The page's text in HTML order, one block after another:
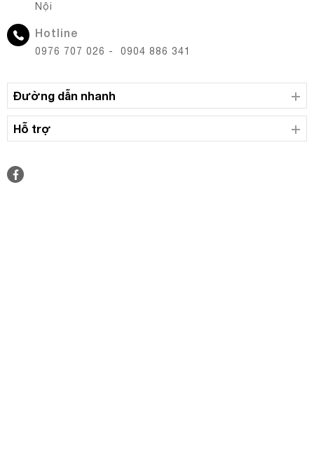
Nội
Hotline
0976 707 026 - 0904 886 341
Đường dẫn nhanh
Hỗ trợ